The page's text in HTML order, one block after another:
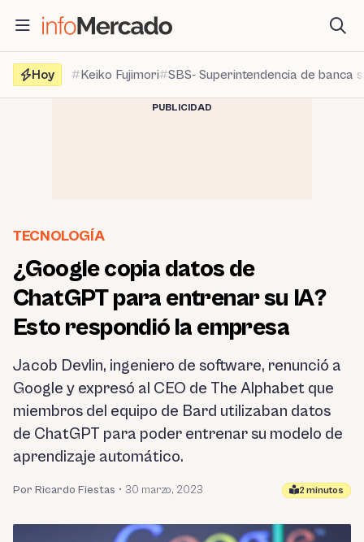
contenido
Hoy
Keiko Fujimori SBS- Superintendencia de banca
PUBLICIDAD
TECNOLOGÍA
¿Google copia datos de
ChatGPT para entrenar su IA?
Esto respondió la empresa
Jacob Devlin, ingeniero de software, renunció a
Google y expresó al CEO de The Alphabet que
miembros del equipo de Bard utilizaban datos
de ChatGPT para poder entrenar su modelo de
aprendizaje automático.
Por Ricardo Fiestas • 30 marzo, 2023 2 minutos